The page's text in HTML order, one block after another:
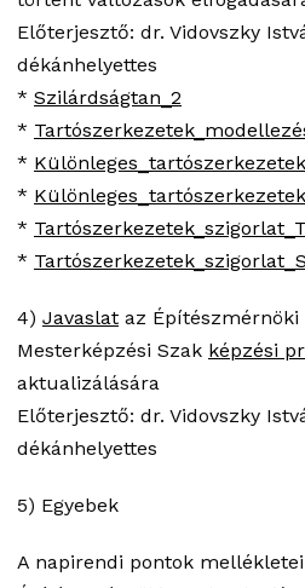
Előterjesztő: dr. Vidovszky
dékánhelyettes
* Szilárdságtan_2
*
*
*
*
*
4) Javaslat az Építészmérnöki
Mesterképzési Szak képzési
aktualizálására
Előterjesztő: dr. Vidovszky
dékánhelyettes
5) Egyebek
A napirendi pontok